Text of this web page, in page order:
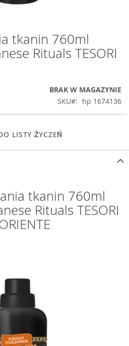
tkanin 760ml
Rituals TESORI
BRAK W MAGAZYNIE
SKU
hp 1674136
LISTY ŻYCZEŃ
tkanin 760ml
Rituals TESORI